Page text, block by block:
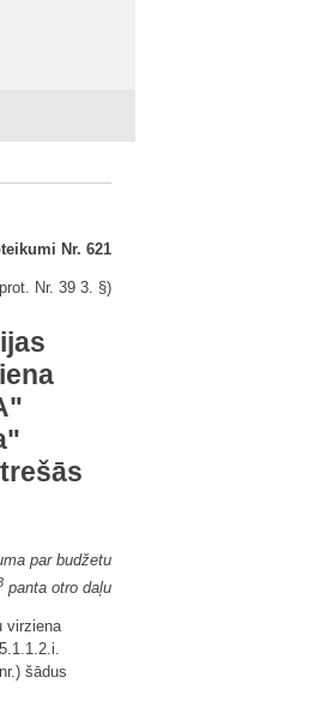
Nr. 621
Nr. 39 3. §)
par budžetu
panta otro daļu
virziena
šādus